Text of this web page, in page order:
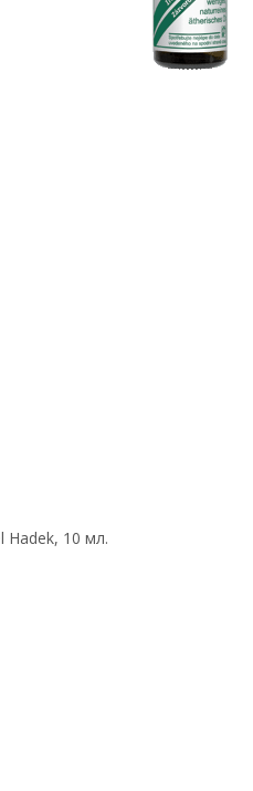
Hadek, 10 мл.